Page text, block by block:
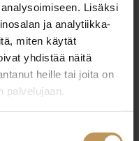
Lisäksi
ja analytiikka-
miten käytät
yhdistää näitä
heille tai joita on
palvelujaan.